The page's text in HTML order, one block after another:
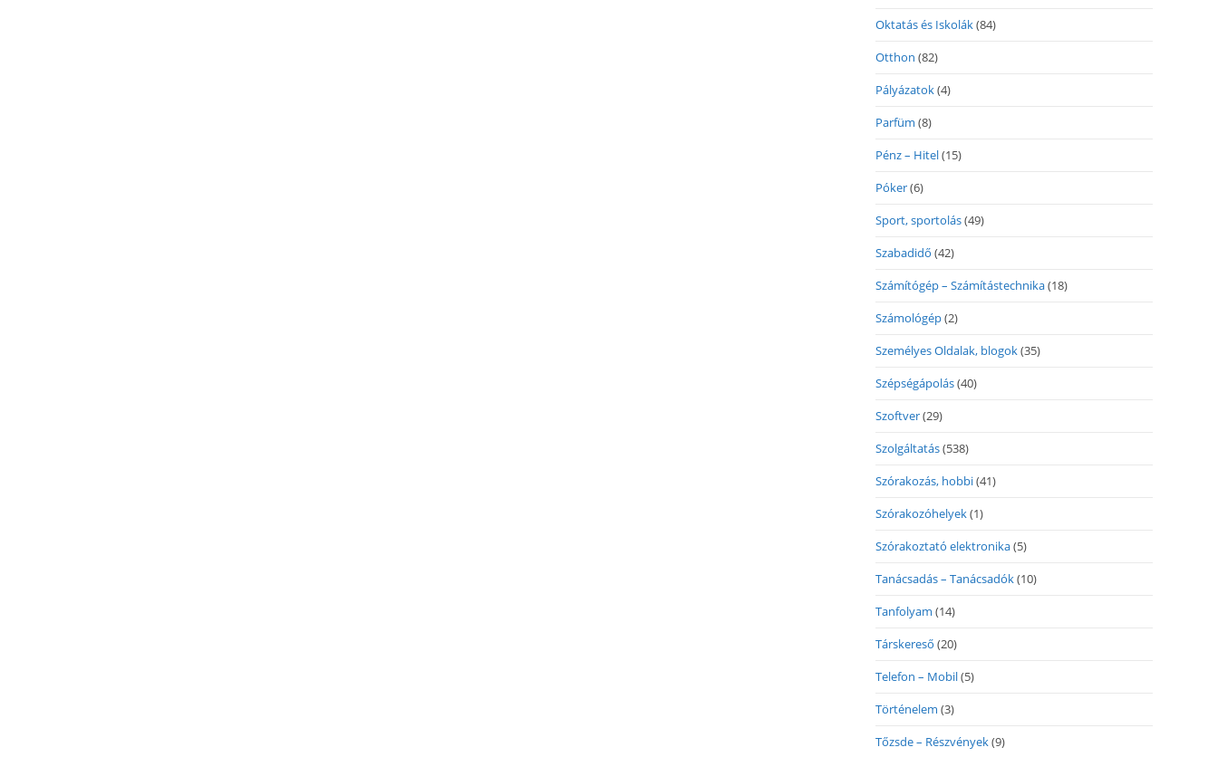
Oktatás és Iskolák(84)
Otthon (82)
Pályázatok(4)
Parfüm (8)
Pénz – Hitel(15)
Póker(6)
Sport, sportolás(49)
Szabadidő (42)
Számítógép – Számítástechnika(18)
Számológép(2)
Személyes Oldalak, blogok(35)
Szépségápolás(40)
Szoftver(29)
Szolgáltatás(538)
Szórakozás, hobbi(41)
Szórakozóhelyek(1)
Szórakoztató elektronika(5)
Tanácsadás – Tanácsadók(10)
Tanfolyam (14)
Társkereső (20)
Telefon – Mobil(5)
Történelem (3)
Tőzsde – Részvények(9)